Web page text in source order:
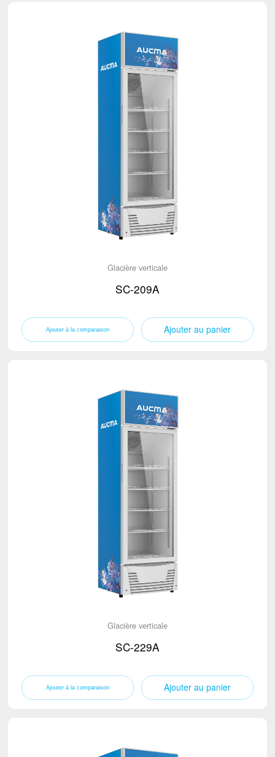
Glacière verticale
SC-209A
Ajouter au panier
Glacière verticale
SC-229A
Ajouter au panier